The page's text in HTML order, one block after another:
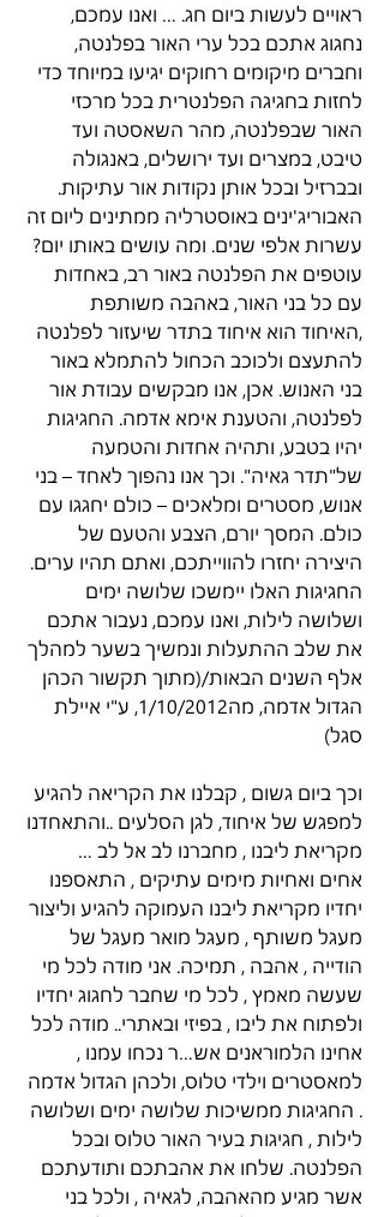
ראויים לעשות ביום חג. … ואנו עמכם,
נחגוג אתכם בכל ערי האור בפלנטה,
וחברים מיקומים רחוקים יגיעו במיוחד כדי
לחזות בחגיגה הפלנטרית בכל מרכזי
האור שבפלנטה, מהר השאסטה ועד
טיבט, במצרים ועד ירושלים, באנגולה
ובברזיל ובכל אותן נקודות אור עתיקות.
האבוריג'ינים באוסטרליה ממתינים ליום זה
עשרות אלפי שנים. ומה עושים באותו יום?
עוטפים את הפלנטה באור רב, באחדות
עם כל בני האור, באהבה משותפת
,האיחוד הוא איחוד בתדר שיעזור לפלנטה
להתעצם ולכוכב הכחול להתמלא באור
בני האנוש. אכן, אנו מבקשים עבודת אור
לפלנטה, והטענת אימא אדמה. החגיגות
יהיו בטבע, ותהיה אחדות והטמעה
של"תדר גאיה". וכך אנו נהפוך לאחד – בני
אנוש, מסטרים ומלאכים – כולם יחגגו עם
כולם. המסך יורם, הצבע והטעם של
היצירה יחזרו להווייתכם, ואתם תהיו ערים.
החגיגות האלו יימשכו שלושה ימים
ושלושה לילות, ואנו עמכם, נעבור אתכם
את שלב ההתעלות ונמשיך בשער למהלך
אלף השנים הבאות/(מתוך תקשור הכהן
הגדול אדמה, מה1/10/2012, ע"י איילת
סגל)
וכך ביום גשום , קבלנו את הקריאה להגיע
למפגש של איחוד, לגן הסלעים ..והתאחדנו
מקריאת ליבנו , מחברנו לב אל לב …
אחים ואחיות מימים עתיקים , התאספנו
יחדיו מקריאת ליבנו העמוקה להגיע וליצור
מעגל משותף , מעגל מואר מעגל של
הודייה , אהבה , תמיכה. אני מודה לכל מי
שעשה מאמץ , לכל מי שחבר לחגוג יחדיו
ולפתוח את ליבו , בפיזי ובאתרי.. מודה לכל
אחינו הלמוראנים אש…ר נכחו עמנו ,
למאסטרים וילדי טלוס, ולכהן הגדול אדמה
. החגיגות ממשיכות שלושה ימים ושלושה
לילות , חגיגות בעיר האור טלוס ובכל
הפלנטה. שלחו את אהבתכם ותודעתכם
אשר מגיע מהאהבה, לגאיה , ולכל בני